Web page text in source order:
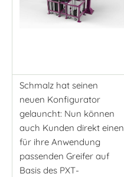
Schmalz hat seinen
neuen Konfigurator
gelauncht: Nun können
auch Kunden direkt einen
für ihre Anwendung
passenden Greifer auf
Basis des PXT-